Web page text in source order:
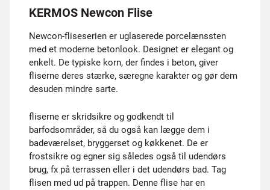
KERMOS Newcon Flise
Newcon-fliseserien er uglaserede porcelænssten
med et moderne betonlook. Designet er elegant og
enkelt. De typiske korn, der findes i beton, giver
fliserne deres stærke, særegne karakter og gør dem
desuden mindre sarte.
fliserne er skridsikre og godkendt til
barfodsområder, så du også kan lægge dem i
badeværelset, bryggerset og køkkenet. De er
frostsikre og egner sig således også til udendørs
brug, fx på terrassen eller i det udendørs bad. Tag
flisen med ud på trappen. Denne flise har en